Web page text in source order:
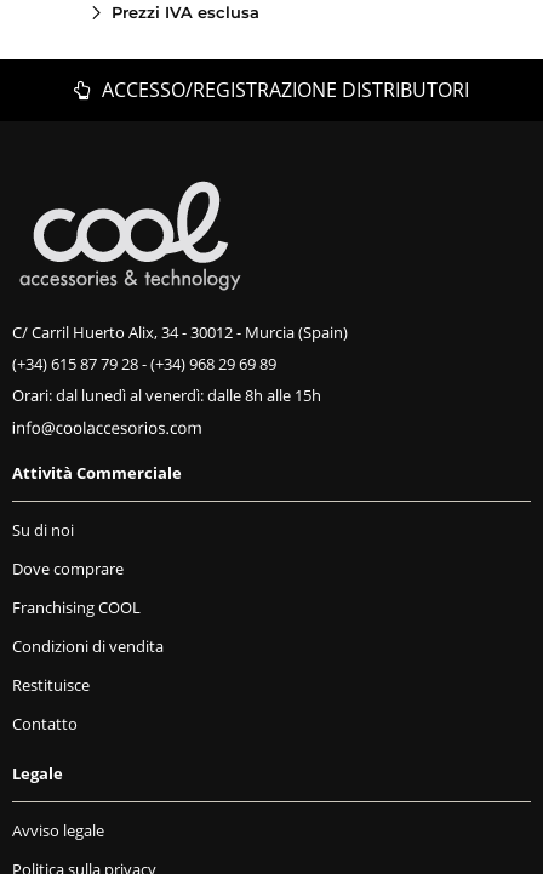
Prezzi IVA esclusa
ACCESSO/REGISTRAZIONE DISTRIBUTORI
C/ Carril Huerto Alix, 34 - 30012 - Murcia (Spain)
(+34) 615 87 79 28-(+34) 968 29 69 89
Orari: dal lunedì al venerdì: dalle 8h alle 15h
Attività Commerciale
Su di noi
Dove comprare
Franchising COOL
Condizioni di vendita
Restituisce
Contatto
Legale
Avviso legale
Politica sulla privacy